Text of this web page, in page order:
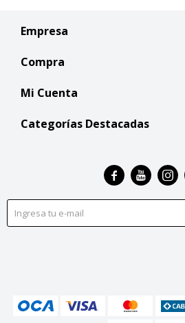
Empresa
Compra
Mi Cuenta
Categorías Destacadas
  